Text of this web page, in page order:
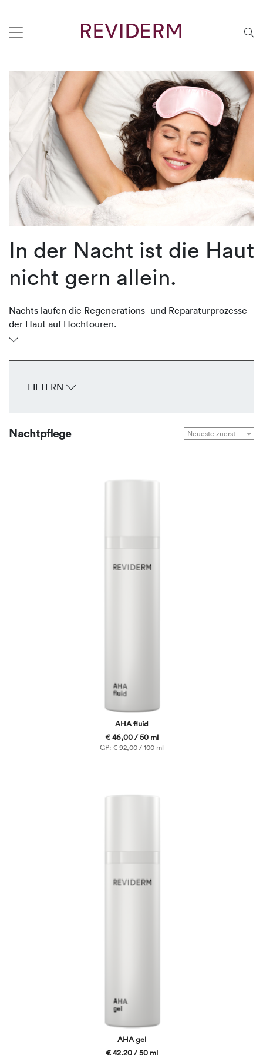
In der Nacht ist die Haut
nicht gern allein.
Nachts laufen die Regenerations- und Reparaturprozesse
der Haut auf Hochtouren.
Die Nachtcremes von REVIDERM gehen auf die
und Anti-Aging-Prozesse im Schlaf an. Effiziente,
den Stoffwechsel an, neutralisieren freie Radikale und
FILTERN
Nachtpflege
AHA fluid
€ 46,00 / 50 ml
GP: € 92,00 / 100 ml
AHA gel
€ 42,20 / 50 ml